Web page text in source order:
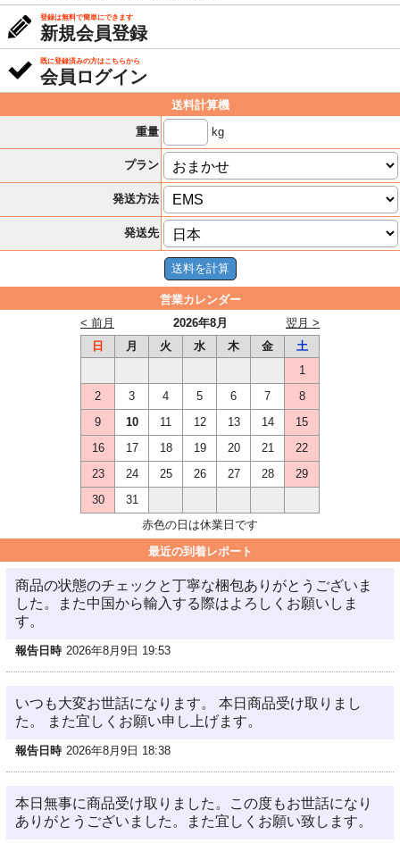
登録は無料で簡単にできます
新規会員登録
既に登録済みの方はこちらから
会員ログイン
送料計算機
重量
kg
プラン
発送方法
発送先
営業カレンダー
2026年8月
< 前月
翌月 >
日
月 火 水 木 金
土
1
2
3 4 5 6 7
8
9
10 11 12 13 14
15
16
17 18 19 20 21
22
23
24 25 26 27 28
29
30
31
赤色の日は休業日です
最近の到着レポート
商品の状態のチェックと丁寧な梱包ありがとうございま
した。また中国から輸入する際はよろしくお願いしま
す。
報告日時 2026年8月9日 19:53
いつも大変お世話になります。 本日商品受け取りまし
た。 また宜しくお願い申し上げます。
報告日時 2026年8月9日 18:38
本日無事に商品受け取りました。この度もお世話になり
ありがとうございました。また宜しくお願い致します。